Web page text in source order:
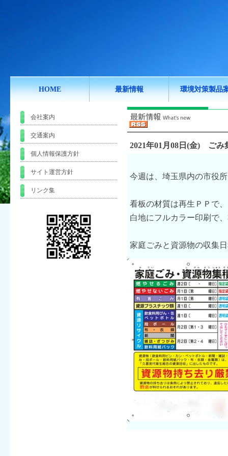
HOME 最新情報 環境対策製品
会社案内
交通案内
個人情報保護方針
サイト運営方針
リンク集
2021年01月08日(金) ごみ
今週は、埼玉県内の市役
看板の材質は再生ＰＰで
白地にフルカラー印刷で
家庭ごみと資源物の収集